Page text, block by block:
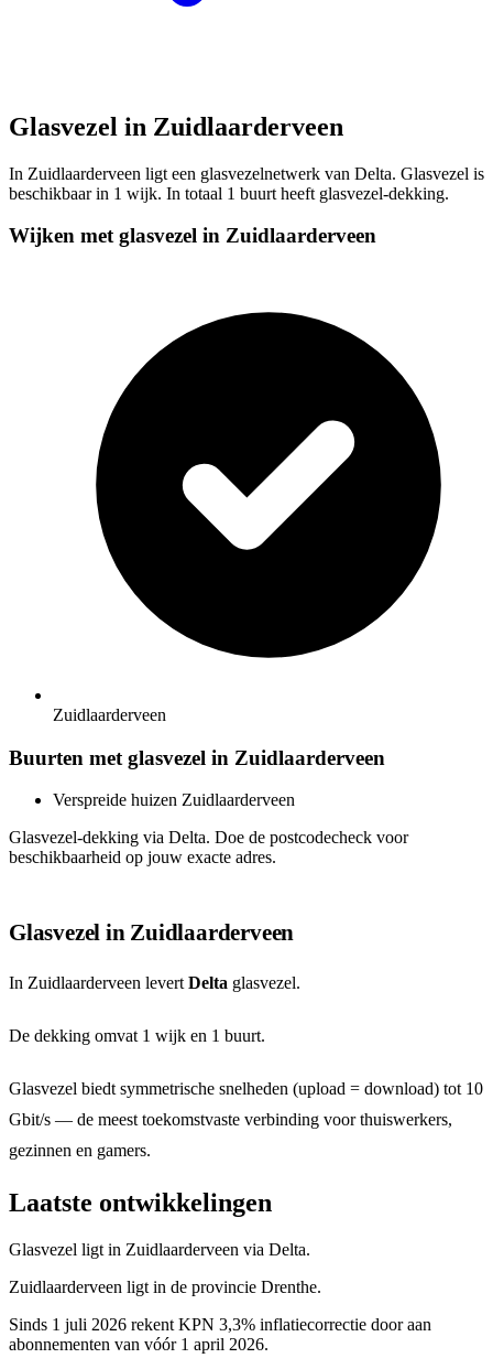
Glasvezel in Zuidlaarderveen
In Zuidlaarderveen ligt een glasvezelnetwerk van Delta. Glasvezel is
beschikbaar in 1 wijk. In totaal 1 buurt heeft glasvezel-dekking.
Wijken met glasvezel in Zuidlaarderveen
Zuidlaarderveen
Buurten met glasvezel in Zuidlaarderveen
Verspreide huizen Zuidlaarderveen
Glasvezel-dekking via Delta. Doe de postcodecheck voor
beschikbaarheid op jouw exacte adres.
Glasvezel in Zuidlaarderveen
In Zuidlaarderveen levert Delta glasvezel.
De dekking omvat 1 wijk en 1 buurt.
Glasvezel biedt symmetrische snelheden (upload = download) tot 10
Gbit/s — de meest toekomstvaste verbinding voor thuiswerkers,
gezinnen en gamers.
Laatste ontwikkelingen
Glasvezel ligt in Zuidlaarderveen via Delta.
Zuidlaarderveen ligt in de provincie Drenthe.
Sinds 1 juli 2026 rekent KPN 3,3% inflatiecorrectie door aan
abonnementen van vóór 1 april 2026.